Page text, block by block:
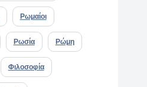
Ρωμαίοι
Ρωσία Ρώμη
Φιλοσοφία